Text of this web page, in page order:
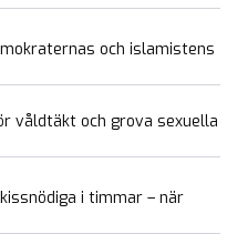
och islamistens
våldtäkt och grova sexuella
i timmar – när